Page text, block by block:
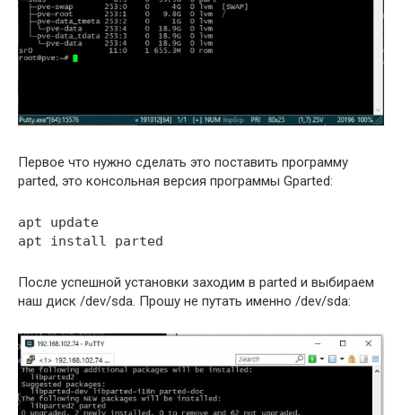
Первое что нужно сделать это поставить программу
parted, это консольная версия программы Gparted:
apt update
apt install parted
После успешной установки заходим в parted и выбираем
наш диск /dev/sda. Прошу не путать именно /dev/sda: